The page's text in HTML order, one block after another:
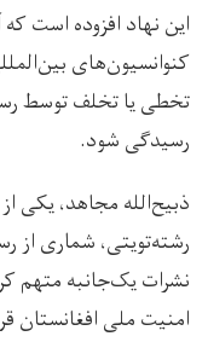
این نهاد افزوده است
کنوانسیون‌های
تخطی یا تخلف توسط
رسیدگی شود.
ذبیح‌الله مجاهد، یکی
رشته‌تویتی، شماری از
نشرات یک‌جانبه متهم
امنیت ملی افغانستان